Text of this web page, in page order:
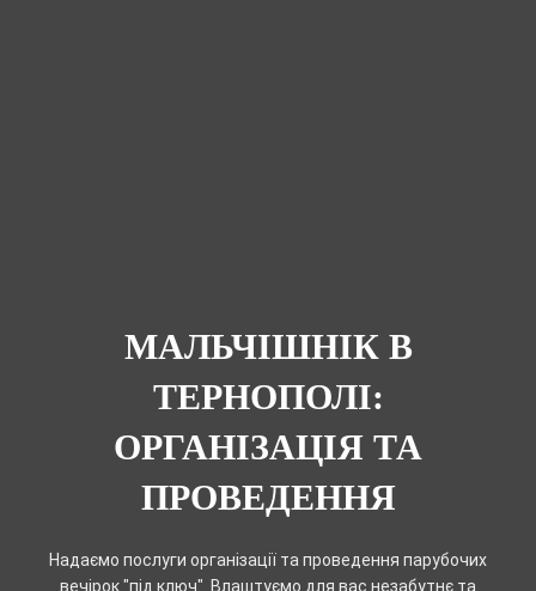
МАЛЬЧІШНІК В
ТЕРНОПОЛІ:
ОРГАНІЗАЦІЯ ТА
ПРОВЕДЕННЯ
Надаємо послуги організації та проведення парубочих
вечірок "під ключ". Влаштуємо для вас незабутнє та